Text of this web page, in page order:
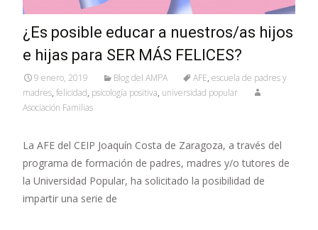
¿Es posible educar a nuestros/as hijos
e hijas para SER MÁS FELICES?
9 enero, 2019 Blog del AMPA AFE, escuela de padres y
madres, felicidad, psicología positiva, universidad popular
Asociación Familias
La AFE del CEIP Joaquín Costa de Zaragoza, a través del
programa de formación de padres, madres y/o tutores de
la Universidad Popular, ha solicitado la posibilidad de
impartir una serie de